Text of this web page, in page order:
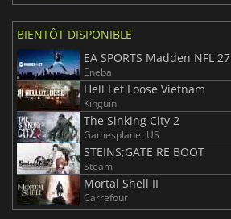
BIENTÔT DISPONIBLE
EA SPORTS Madden NFL 27
Eneba
Hell Let Loose Vietnam
Kinguin
The Sinking City 2
Gamesplanet US
STEINS;GATE RE BOOT
Steam
Mortal Shell II
Carrefour